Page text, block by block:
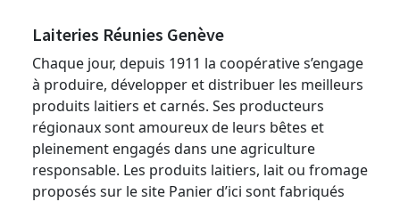
Laiteries Réunies Genève
Chaque jour, depuis 1911 la coopérative s’engage
à produire, développer et distribuer les meilleurs
produits laitiers et carnés. Ses producteurs
régionaux sont amoureux de leurs bêtes et
pleinement engagés dans une agriculture
responsable. Les produits laitiers, lait ou fromage
proposés sur le site Panier d’ici sont fabriqués